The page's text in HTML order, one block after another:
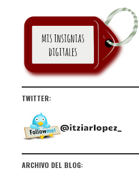
TWITTER:
ARCHIVO DEL BLOG: